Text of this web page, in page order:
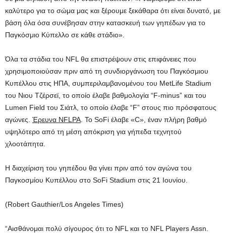
καλύτερο για το σώμα μας και ξέρουμε ξεκάθαρα ότι είναι δυνατό, με
βάση όλα όσα συνέβησαν στην κατασκευή των γηπέδων για το
Παγκόσμιο Κύπελλο σε κάθε στάδιο».
Όλα τα στάδια του NFL θα επιστρέψουν στις επιφάνειες που
χρησιμοποιούσαν πριν από τη συνδιοργάνωση του Παγκόσμιου
Κυπέλλου στις ΗΠΑ, συμπεριλαμβανομένου του MetLife Stadium
του Νιου Τζέρσεϊ, το οποίο έλαβε βαθμολογία “F-minus” και του
Lumen Field του Σιάτλ, το οποίο έλαβε “F” στους πιο πρόσφατους
αγώνες. Έρευνα NFLPA . Το SoFi έλαβε «C», έναν πλήρη βαθμό
υψηλότερο από τη μέση απόκριση για γήπεδα τεχνητού
χλοοτάπητα.
Η διαχείριση του γηπέδου θα γίνει πριν από τον αγώνα του
Παγκοσμίου Κυπέλλου στο SoFi Stadium στις 21 Ιουνίου.
(Robert Gauthier/Los Angeles Times)
“Αισθάνομαι πολύ σίγουρος ότι το NFL και το NFL Players Assn.